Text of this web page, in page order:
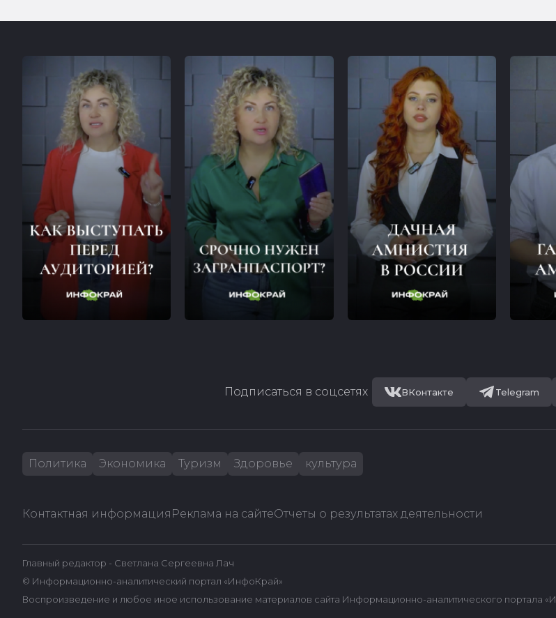
Подписаться в соцсетях ВКонтакте Telegram
Политика Экономика Туризм Здоровье культура
Контактная информация Реклама на сайтеОтчеты о результатах деятельности
Главный редактор - Светлана Сергеевна Лач
© Информационно-аналитический портал «ИнфоКрай»
Воспроизведение и любое иное использование материалов сайта Информационно-аналитического портала